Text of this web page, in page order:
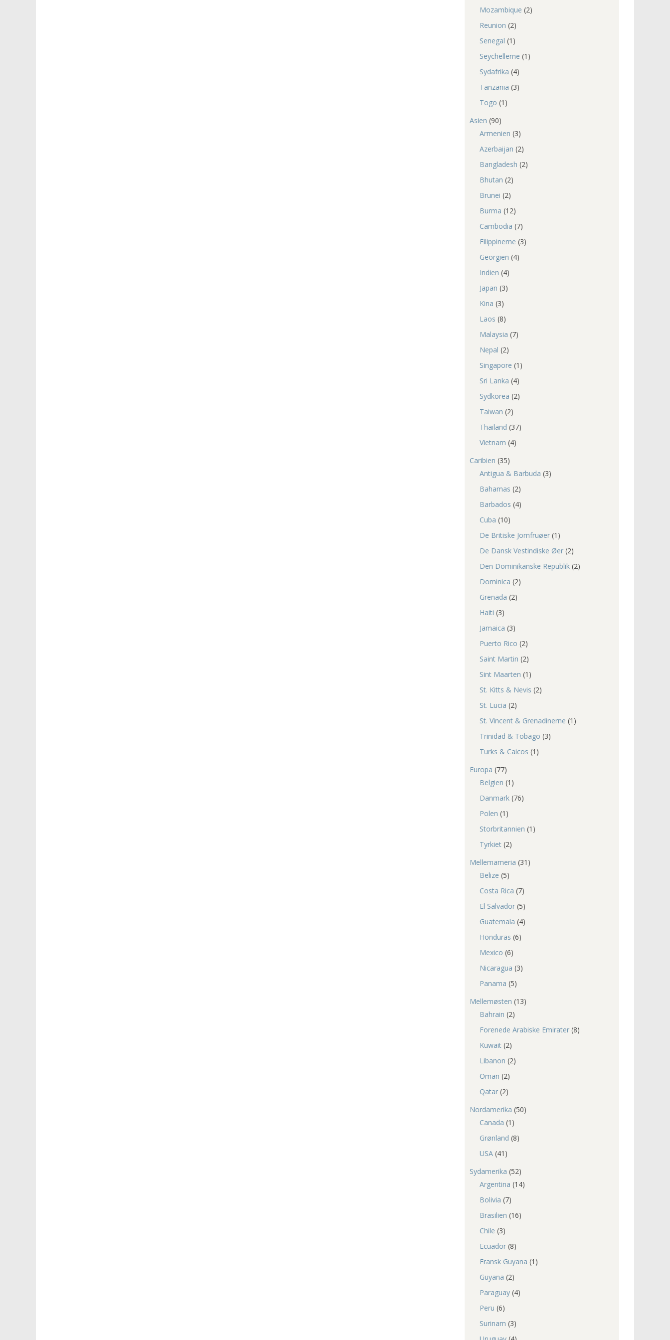
Mozambique (2)
Reunion (2)
Senegal (1)
Seychellerne (1)
Sydafrika (4)
Tanzania (3)
Togo (1)
Asien (90)
Armenien (3)
Azerbaijan (2)
Bangladesh (2)
Bhutan (2)
Brunei (2)
Burma (12)
Cambodia (7)
Filippinerne (3)
Georgien (4)
Indien (4)
Japan (3)
Kina (3)
Laos (8)
Malaysia (7)
Nepal (2)
Singapore (1)
Sri Lanka (4)
Sydkorea (2)
Taiwan (2)
Thailand (37)
Vietnam (4)
Caribien (35)
Antigua & Barbuda (3)
Bahamas (2)
Barbados (4)
Cuba (10)
De Britiske Jomfruøer (1)
De Dansk Vestindiske Øer (2)
Den Dominikanske Republik (2)
Dominica (2)
Grenada (2)
Haiti (3)
Jamaica (3)
Puerto Rico (2)
Saint Martin (2)
Sint Maarten (1)
St. Kitts & Nevis (2)
St. Lucia (2)
St. Vincent & Grenadinerne (1)
Trinidad & Tobago (3)
Turks & Caicos (1)
Europa (77)
Belgien (1)
Danmark (76)
Polen (1)
Storbritannien (1)
Tyrkiet (2)
Mellemameria (31)
Belize (5)
Costa Rica (7)
El Salvador (5)
Guatemala (4)
Honduras (6)
Mexico (6)
Nicaragua (3)
Panama (5)
Mellemøsten (13)
Bahrain (2)
Forenede Arabiske Emirater (8)
Kuwait (2)
Libanon (2)
Oman (2)
Qatar (2)
Nordamerika (50)
Canada (1)
Grønland (8)
USA (41)
Sydamerika (52)
Argentina (14)
Bolivia (7)
Brasilien (16)
Chile (3)
Ecuador (8)
Fransk Guyana (1)
Guyana (2)
Paraguay (4)
Peru (6)
Surinam (3)